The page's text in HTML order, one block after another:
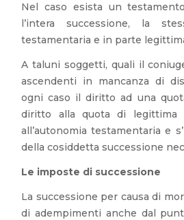
Nel caso esista un
l’intera successione, la
testamentaria e in parte
A taluni soggetti, quali il
ascendenti in mancanza di
ogni caso il diritto ad una
diritto alla quota di legittima
all’autonomia testamentaria e
della cosiddetta successione
Le imposte di successione
La successione per causa di
di adempimenti anche dal